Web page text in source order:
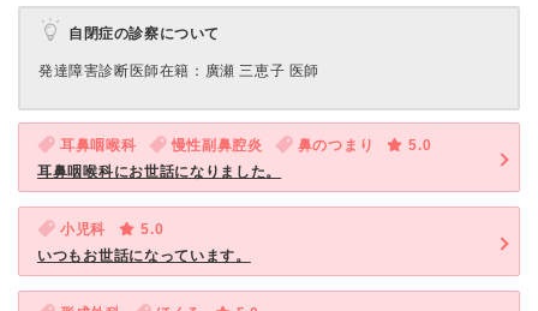
自閉症の診察について
発達障害診断医師在籍：廣瀬 三恵子 医師
耳鼻咽喉科 慢性副鼻腔炎 鼻のつまり
5.0
耳鼻咽喉科にお世話になりました。
小児科
5.0
いつもお世話になっています。